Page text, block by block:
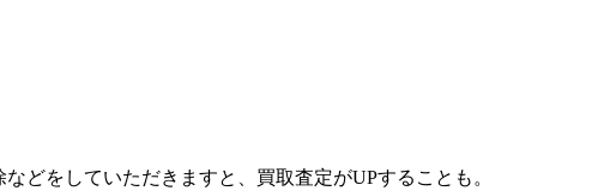
どをしていただきますと、買取査定がUPすることも。